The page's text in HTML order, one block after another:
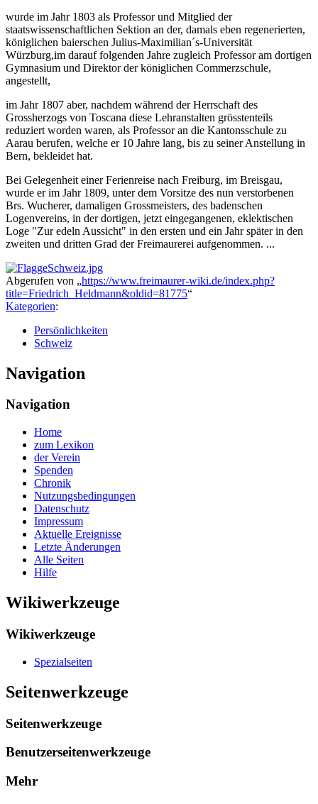
wurde im Jahr 1803 als Professor und Mitglied der
staatswissenschaftlichen Sektion an der, damals eben regenerierten,
königlichen baierschen Julius-Maximilian´s-Universität
Würzburg,im darauf folgenden Jahre zugleich Professor am dortigen
Gymnasium und Direktor der königlichen Commerzschule,
angestellt,
im Jahr 1807 aber, nachdem während der Herrschaft des
Grossherzogs von Toscana diese Lehranstalten grösstenteils
reduziert worden waren, als Professor an die Kantonsschule zu
Aarau berufen, welche er 10 Jahre lang, bis zu seiner Anstellung in
Bern, bekleidet hat.
Bei Gelegenheit einer Ferienreise nach Freiburg, im Breisgau,
wurde er im Jahr 1809, unter dem Vorsitze des nun verstorbenen
Brs. Wucherer, damaligen Grossmeisters, des badenschen
Logenvereins, in der dortigen, jetzt eingegangenen, eklektischen
Loge "Zur edeln Aussicht" in den ersten und ein Jahr später in den
zweiten und dritten Grad der Freimaurerei aufgenommen. ...
Abgerufen von „https://www.freimaurer-wiki.de/index.php?
title=Friedrich_Heldmann&oldid=81775“
Kategorien:
Persönlichkeiten
Schweiz
Navigation
Navigation
Home
zum Lexikon
der Verein
Spenden
Chronik
Nutzungsbedingungen
Datenschutz
Impressum
Aktuelle Ereignisse
Letzte Änderungen
Alle Seiten
Hilfe
Wikiwerkzeuge
Wikiwerkzeuge
Spezialseiten
Seitenwerkzeuge
Seitenwerkzeuge
Benutzerseitenwerkzeuge
Mehr